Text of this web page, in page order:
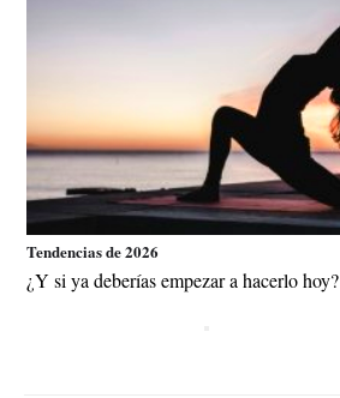
Tendencias de 2026
¿Y si ya deberías empezar a hacerlo hoy?